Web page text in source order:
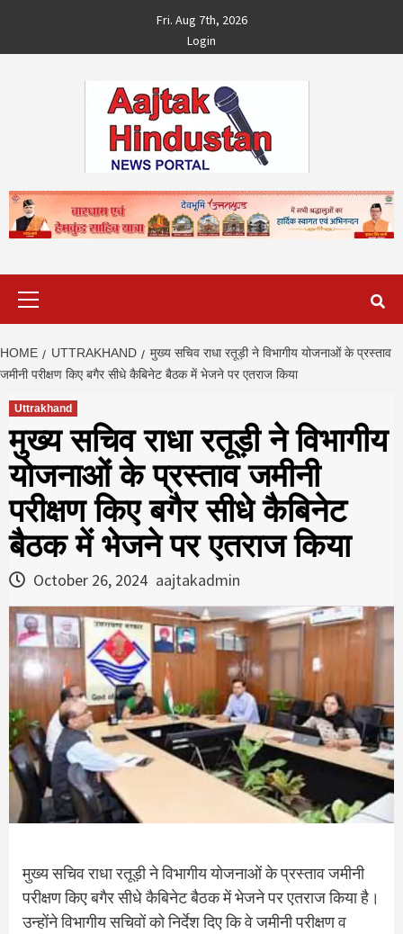
content
Fri. Aug 7th, 2026
Login
HOME UTTRAKHAND
मुख्य सचिव राधा रतूड़ी ने विभागीय योजनाओं के प्रस्ताव
जमीनी परीक्षण किए बगैर सीधे कैबिनेट बैठक में भेजने पर एतराज किया
Uttrakhand
मुख्य सचिव राधा रतूड़ी ने विभागीय
योजनाओं के प्रस्ताव जमीनी
परीक्षण किए बगैर सीधे कैबिनेट
बैठक में भेजने पर एतराज किया
October 26, 2024 aajtakadmin
मुख्य सचिव राधा रतूड़ी ने विभागीय योजनाओं के प्रस्ताव जमीनी
परीक्षण किए बगैर सीधे कैबिनेट बैठक में भेजने पर एतराज किया है।
उन्होंने विभागीय सचिवों को निर्देश दिए कि वे जमीनी परीक्षण व